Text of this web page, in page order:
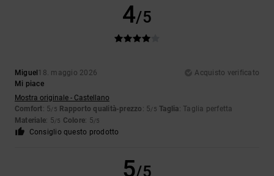
4/5
Miguel 18. maggio 2026
Acquisto verificato
Mi piace
Mostra originale - Castellano
Comfort: 5/5 Rapporto qualità-prezzo : 5/5 Taglia: Taglia perfetta
Materiale: 5/5 Colore: 5/5
Consiglio questo prodotto
5/5